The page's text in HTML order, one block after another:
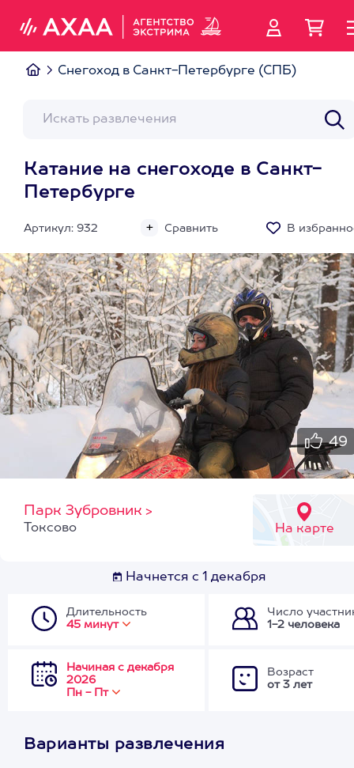
Снегоход в Санкт-Петербурге (СПБ)
Катание на снегоходе в Санкт-
Петербурге
Артикул: 932 Сравнить В
49
Парк Зубровник >
На карте
Токсово
Начнется с 1 декабря
Длительность
45 минут
Число
1-2 человека
Начиная с декабря
2026
Пн - Пт
Возраст
от 3 лет
Варианты развлечения